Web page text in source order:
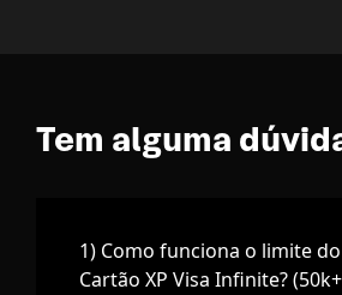
Tem alguma
1) Como funciona o limite
Cartão XP Visa Infinite?